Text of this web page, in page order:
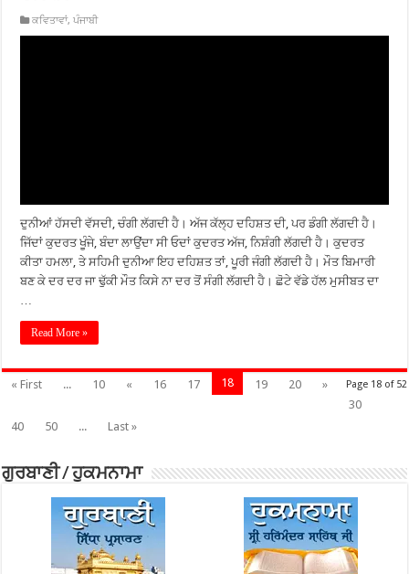
ਕਵਿਤਾਵਾਂ,ਪੰਜਾਬੀ
ਦੁਨੀਆਂ ਹੱਸਦੀ ਵੱਸਦੀ, ਚੰਗੀ ਲੱਗਦੀ ਹੈ। ਅੱਜ ਕੱਲ੍ਹ ਦਹਿਸ਼ਤ ਦੀ, ਪਰ ਡੰਗੀ ਲੱਗਦੀ ਹੈ।
ਜਿੱਦਾਂ ਕੁਦਰਤ ਖੂੰਜੇ, ਬੰਦਾ ਲਾਉਂਦਾ ਸੀ ਓਦਾਂ ਕੁਦਰਤ ਅੱਜ, ਨਿਸ਼ੰਗੀ ਲੱਗਦੀ ਹੈ। ਕੁਦਰਤ
ਕੀਤਾ ਹਮਲਾ, ਤੇ ਸਹਿਮੀ ਦੁਨੀਆ ਇਹ ਦਹਿਸ਼ਤ ਤਾਂ, ਪੂਰੀ ਜੰਗੀ ਲੱਗਦੀ ਹੈ। ਮੌਤ ਬਿਮਾਰੀ
ਬਣ ਕੇ ਦਰ ਦਰ ਜਾ ਢੁੱਕੀ ਮੌਤ ਕਿਸੇ ਨਾ ਦਰ ਤੋਂ ਸੰਗੀ ਲੱਗਦੀ ਹੈ। ਛੋਟੇ ਵੱਡੇ ਹੱਲ ਮੁਸੀਬਤ ਦਾ
…
Read More »
Page 18 of 52
« First ... 10 « 16 17 18 19 20
»
30
40
50 ... Last »
ਗੁਰਬਾਣੀ / ਹੁਕਮਨਾਮਾ